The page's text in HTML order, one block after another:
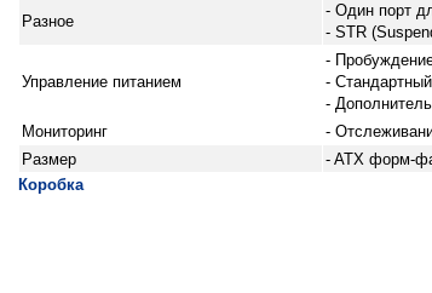
Разное
- Один порт
- STR
Управление питанием
-
-
-
Мониторинг
-
Размер
- ATX форм-
Коробка